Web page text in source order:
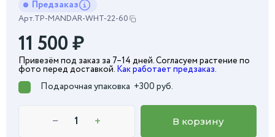
Предзаказ
Арт.TP-MANDAR-WHT-22-60
11 500₽
Привезём под заказ за 7–14 дней. Согласуем растение по
фото перед доставкой. Как работает предзаказ.
Подарочная упаковка +300 руб.
− + В корзину